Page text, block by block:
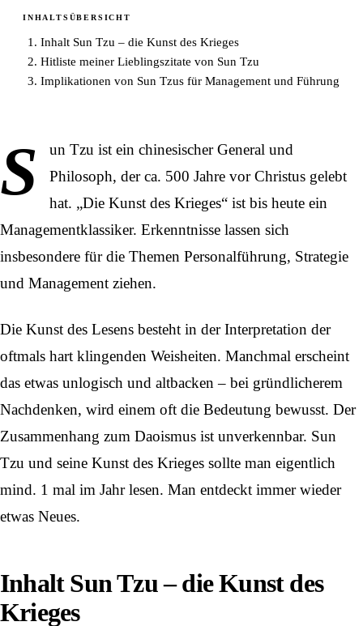
INHALTSÜBERSICHT
Inhalt Sun Tzu – die Kunst des Krieges
Hitliste meiner Lieblingszitate von Sun Tzu
Implikationen von Sun Tzus für Management und Führung
S
un Tzu ist ein chinesischer General und
Philosoph, der ca. 500 Jahre vor Christus gelebt
hat. „Die Kunst des Krieges“ ist bis heute ein
Managementklassiker. Erkenntnisse lassen sich
insbesondere für die Themen Personalführung, Strategie
und Management ziehen.
Die Kunst des Lesens besteht in der Interpretation der
oftmals hart klingenden Weisheiten. Manchmal erscheint
das etwas unlogisch und altbacken – bei gründlicherem
Nachdenken, wird einem oft die Bedeutung bewusst. Der
Zusammenhang zum Daoismus ist unverkennbar. Sun
Tzu und seine Kunst des Krieges sollte man eigentlich
mind. 1 mal im Jahr lesen. Man entdeckt immer wieder
etwas Neues.
Inhalt Sun Tzu – die Kunst des
Krieges